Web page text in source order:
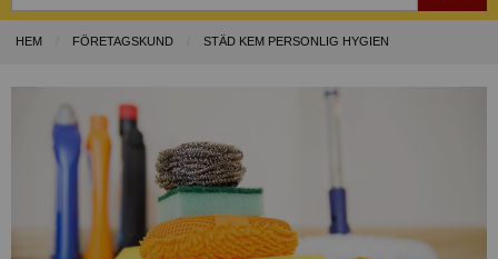
HEM FÖRETAGSKUND STÄD KEM PERSONLIG HYGIEN